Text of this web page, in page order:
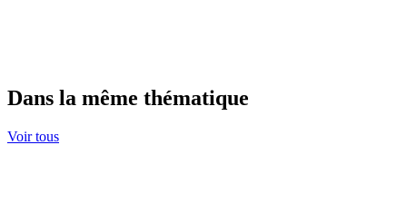
Dans la même thématique
Voir tous